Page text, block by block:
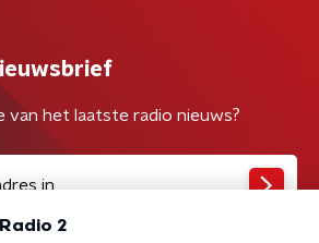
van het laatste radio nieuws?